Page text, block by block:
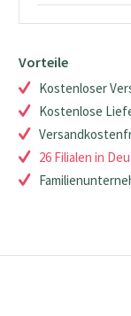
Vorteile
Kostenloser
Kostenlose
26 Filialen in